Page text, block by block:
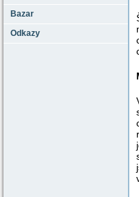
Bazar
Odkazy